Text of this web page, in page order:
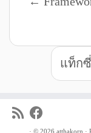
แท็ก
· © 2026 atthakorn ·